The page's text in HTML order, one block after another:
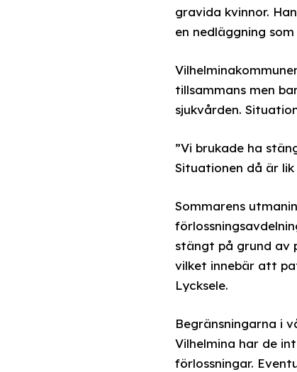
gravida kvinnor.
en nedläggning
tillsammans men
sjukvården.
”Vi brukade ha
Situationen då är
Sommarens
stängt på grund av
vilket innebär att
Lycksele.
Begränsningarna i
Vilhelmina har de
förlossningar.